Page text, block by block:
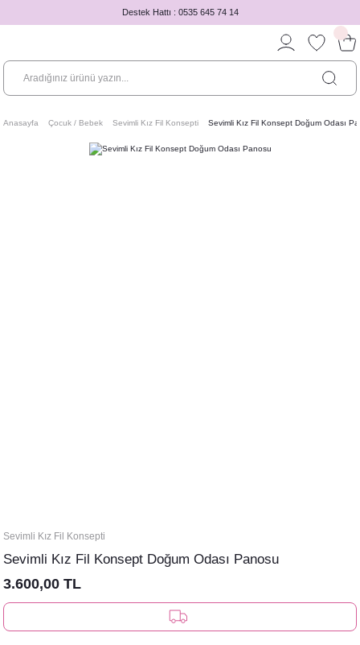
Destek Hattı : 0535 645 74 14
Anasayfa Çocuk / Bebek Sevimli Kız Fil Konsepti Sevimli Kız Fil Konsept Doğum Odası
Sevimli Kız Fil Konsepti
Sevimli Kız Fil Konsept Doğum Odası Panosu
3.600,00 TL